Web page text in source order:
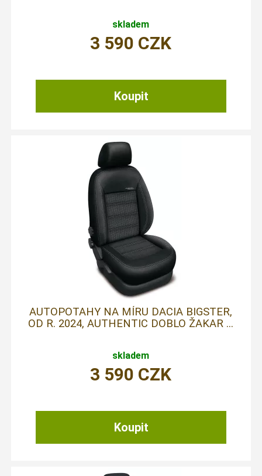
skladem
3 590 CZK
AUTOPOTAHY NA MÍRU DACIA BIGSTER,
OD R. 2024, AUTHENTIC DOBLO ŽAKAR ...
skladem
3 590 CZK